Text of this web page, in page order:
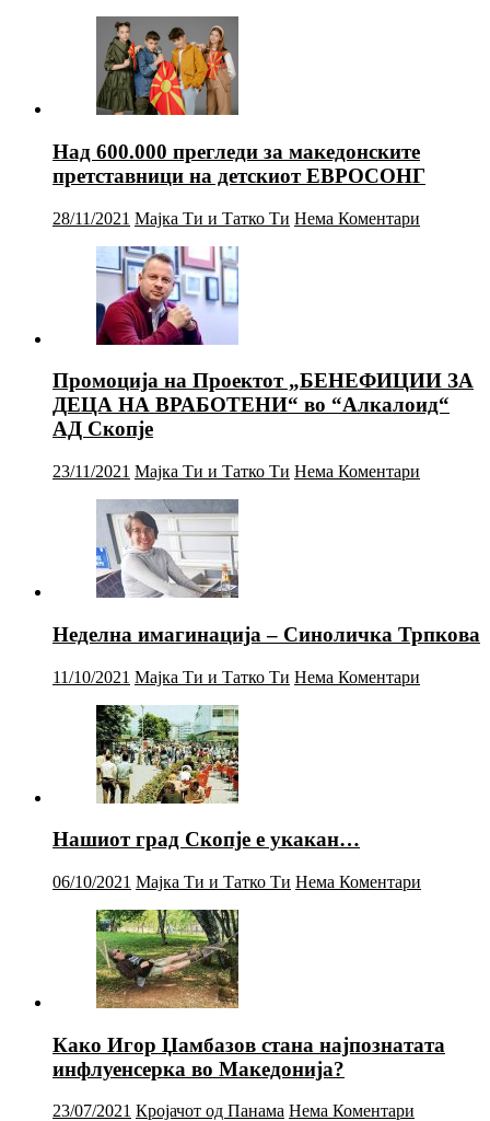
Над 600.000 прегледи за македонските
претставници на детскиот ЕВРОСОНГ
28/11/2021 Мајка Ти и Татко Ти Нема Коментари
Промоција на Проектот „БЕНЕФИЦИИ ЗА
ДЕЦА НА ВРАБОТЕНИ“ во “Алкалоид“
АД Скопје
23/11/2021 Мајка Ти и Татко Ти Нема Коментари
Неделна имагинација – Синоличка Трпкова
11/10/2021 Мајка Ти и Татко Ти Нема Коментари
Нашиот град Скопје е укакан…
06/10/2021 Мајка Ти и Татко Ти Нема Коментари
Како Игор Џамбазов стана најпознатата
инфлуенсерка во Македонија?
23/07/2021 Кројачот од Панама Нема Коментари